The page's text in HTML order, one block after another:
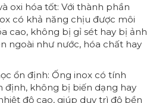
oxi hóa tốt: Với thành phần
có khả năng chịu được môi
cao, không bị gỉ sét hay bị ảnh
ngoài như nước, hóa chất hay
ổn định: Ống inox có tính
định, không bị biến dạng hay
độ cao, giúp duy trì độ bền